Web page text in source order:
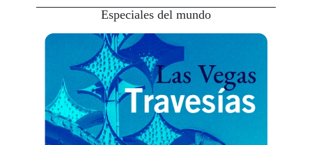
Especiales del mundo